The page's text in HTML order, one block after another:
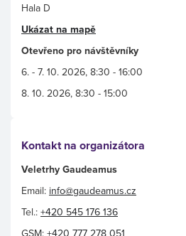
Hala D
Ukázat na mapě
Otevřeno pro návštěvníky
6. - 7. 10. 2026, 8:30 - 16:00
8. 10. 2026, 8:30 - 15:00
Kontakt na organizátora
Veletrhy Gaudeamus
Email: info@gaudeamus.cz
Tel.: +420 545 176 136
GSM: +420 777 278 051